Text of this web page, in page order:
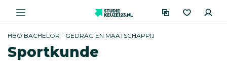
HBO BACHELOR - GEDRAG EN MAATSCHAPPIJ
Sportkunde